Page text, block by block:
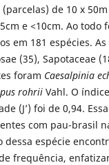
de 10 x
e <10cm. Ao
em 181 espécies.
(35), Sapotaceae
foram Caesalpinia
rohrii Vahl. O
(J’) foi de 0,94.
com pau-brasil
dessa espécie
frequência,